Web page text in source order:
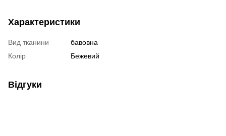
Характеристики
Вид тканини
бавовна
Колір
Бежевий
Відгуки